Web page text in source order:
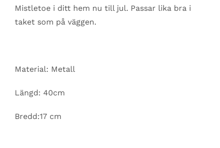
Mistletoe i ditt hem nu till jul. Passar lika bra i
taket som på väggen.
Material: Metall
Längd: 40cm
Bredd:17 cm